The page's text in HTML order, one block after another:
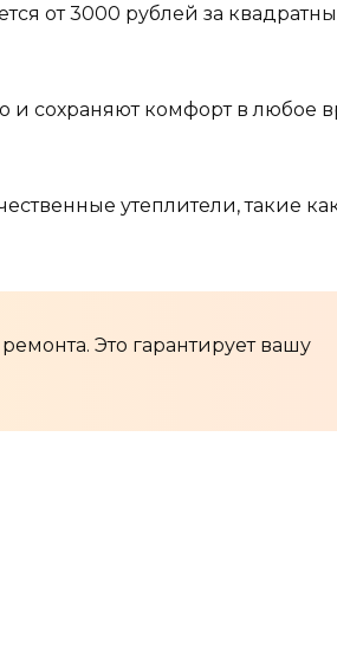
от 3000 рублей за
сохраняют комфорт в любое
утеплители, такие
Это гарантирует вашу